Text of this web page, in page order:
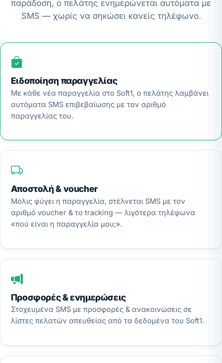
παράδοση, ο πελάτης ενημερώνεται αυτόματα με
SMS — χωρίς να σηκώσει κανείς τηλέφωνο.
Ειδοποίηση παραγγελίας
Με κάθε νέα παραγγελία στο Soft1, ο πελάτης λαμβάνει
αυτόματα SMS επιβεβαίωσης με τον αριθμό
παραγγελίας του.
Αποστολή & voucher
Μόλις φύγει η παραγγελία, στέλνεται SMS με τον
αριθμό voucher & το tracking — λιγότερα τηλέφωνα
«πού είναι η παραγγελία μου;».
Προσφορές & ενημερώσεις
Στοχευμένα SMS με προσφορές & ανακοινώσεις σε
λίστες πελατών απευθείας από τα δεδομένα του Soft1.